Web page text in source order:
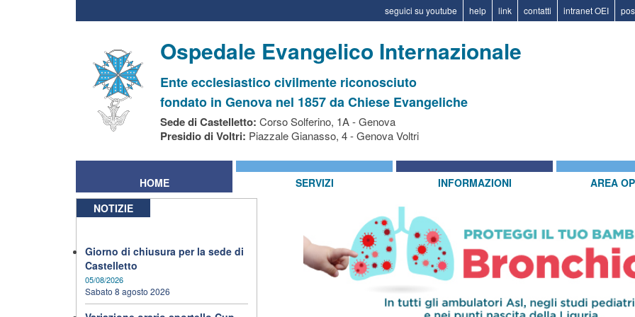
seguici su youtube help link contatti intranet OEI
Ospedale Evangelico Internazionale
Ente ecclesiastico civilmente riconosciuto
fondato in Genova nel 1857 da Chiese Evangeliche
Sede di Castelletto: Corso Solferino, 1A - Genova
Presidio di Voltri: Piazzale Gianasso, 4 - Genova Voltri
HOME SERVIZI INFORMAZIONI
AREA
NOTIZIE
Giorno di chiusura per la sede di
Castelletto
05/08/2026
Sabato 8 agosto 2026